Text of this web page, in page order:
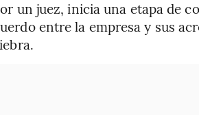
un juez, inicia una etapa de
entre la empresa y sus